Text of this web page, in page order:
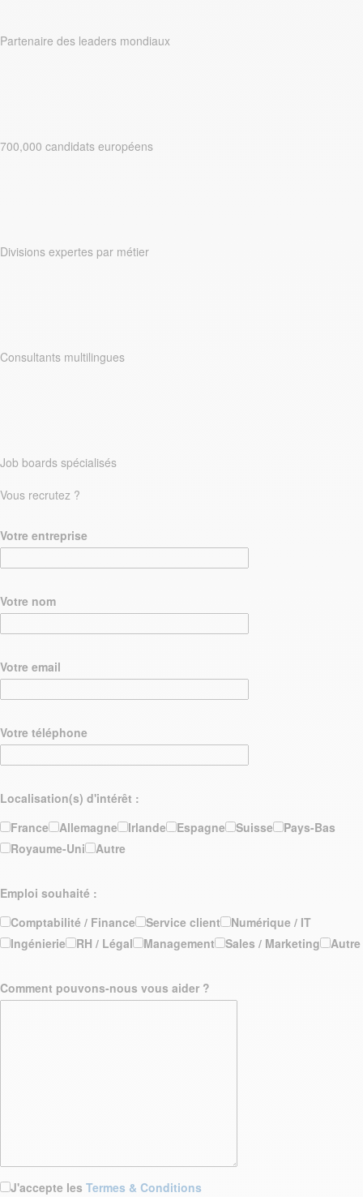
Partenaire des leaders mondiaux
700,000 candidats européens
Divisions expertes par métier
Consultants multilingues
Job boards spécialisés
Vous recrutez ?
Votre entreprise
Votre nom
Votre email
Votre téléphone
Localisation(s) d'intérêt :
France
Allemagne Irlande Espagne Suisse
Pays-Bas
Royaume-Uni
Autre
Emploi souhaité :
Comptabilité / Finance
Service client
Numérique / IT
Ingénierie
RH / Légal Management Sales / Marketing Autre
Comment pouvons-nous vous aider ?
J'accepte les Termes & Conditions